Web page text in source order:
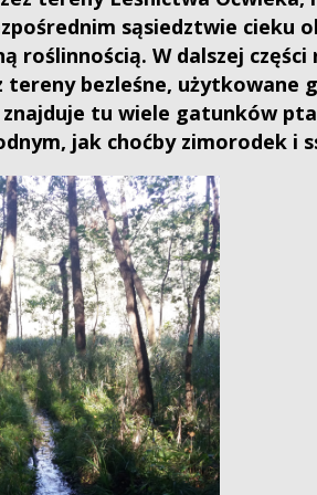
sąsiedztwie cieku
roślinnością. W dalszej części
tereny bezleśne, użytkowane
tu wiele gatunków
jak choćby zimorodek i